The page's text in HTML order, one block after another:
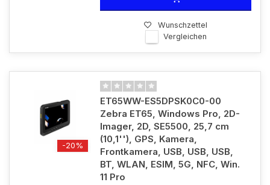
Wunschzettel
Vergleichen
-20%
ET65WW-ES5DPSK0C0-00
Zebra ET65, Windows Pro, 2D-
Imager, 2D, SE5500, 25,7 cm
(10,1''), GPS, Kamera,
Frontkamera, USB, USB, USB,
BT, WLAN, ESIM, 5G, NFC, Win.
11 Pro